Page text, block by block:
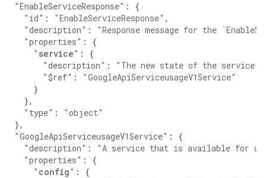
"EnableServiceResponse" :
{
"id" : "EnableServiceResponse" ,
"description" :
"Response message for the
"properties" :
{
" service" :
{
"description" :
"The new state of the service
"$ref" :
"GoogleApiServiceusageV1Service"
}
},
"type" :
"object"
},
"GoogleApiServiceusageV1Service" :
{
"description" :
"A service that is available for
"properties" :
{
" config" :
{